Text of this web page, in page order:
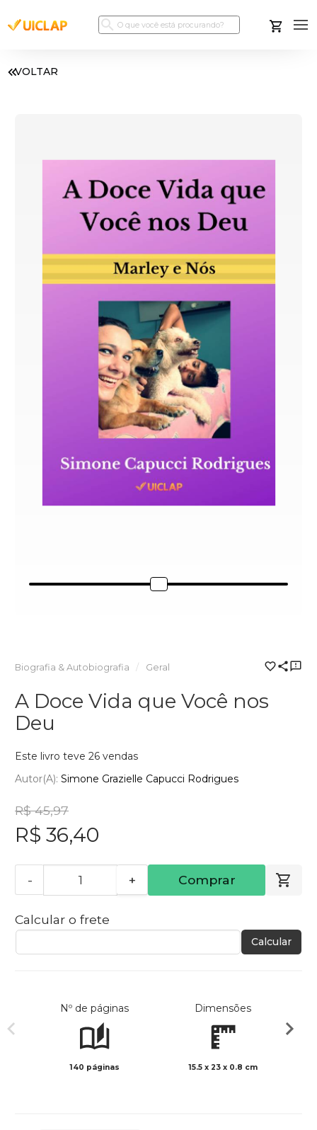
VOLTAR
Biografia & Autobiografia Geral
A Doce Vida que Você nos
Deu
Este livro teve 26 vendas
Autor(a): Simone Grazielle Capucci Rodrigues
R$ 45,97
R$ 36,40
- + Comprar
Calcular o frete
Calcular
Nº de páginas
140 páginas
Dimensões
15.5 x 23 x 0.8 cm